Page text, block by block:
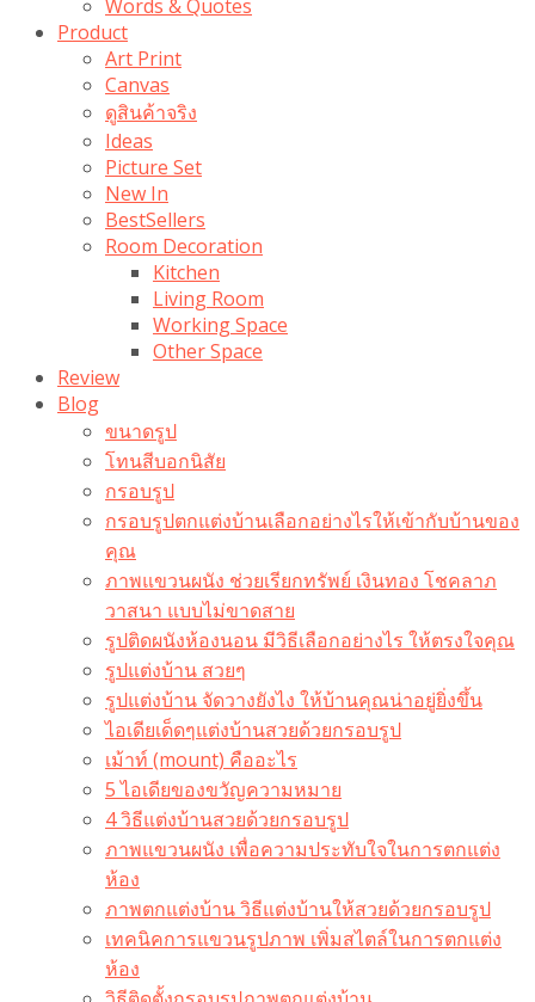
Words & Quotes
Product
Art Print
Canvas
ดูสินค้าจริง
Ideas
Picture Set
New In
BestSellers
Room Decoration
Kitchen
Living Room
Working Space
Other Space
Review
Blog
ขนาดรูป
โทนสีบอกนิสัย
กรอบรูป
กรอบรูปตกแต่งบ้านเลือกอย่างไรให้เข้ากับบ้านของ
คุณ
ภาพแขวนผนัง ช่วยเรียกทรัพย์ เงินทอง โชคลาภ
วาสนา แบบไม่ขาดสาย
รูปติดผนังห้องนอน มีวิธีเลือกอย่างไร ให้ตรงใจคุณ
รูปแต่งบ้าน สวยๆ
รูปแต่งบ้าน จัดวางยังไง ให้บ้านคุณน่าอยู่ยิ่งขึ้น
ไอเดียเด็ดๆแต่งบ้านสวยด้วยกรอบรูป
เม้าท์ (mount) คืออะไร​
5 ไอเดียของขวัญความหมาย
4 วิธีแต่งบ้านสวยด้วยกรอบรูป
ภาพแขวนผนัง เพื่อความประทับใจในการตกแต่ง
ห้อง
ภาพตกแต่งบ้าน วิธีแต่งบ้านให้สวยด้วยกรอบรูป
เทคนิคการแขวนรูปภาพ เพิ่มสไตล์ในการตกแต่ง
ห้อง